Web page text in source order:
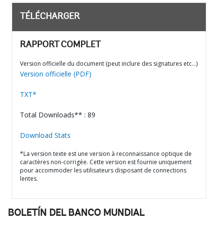
TÉLÉCHARGER
RAPPORT COMPLET
Version officielle du document (peut inclure des signatures etc…)
Version officielle (PDF)
TXT*
Total Downloads** : 89
Download Stats
*La version texte est une version à reconnaissance optique de
caractères non-corrigée. Cette version est fournie uniquement
pour accommoder les utilisateurs disposant de connections
lentes.
BOLETÍN DEL BANCO MUNDIAL